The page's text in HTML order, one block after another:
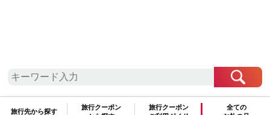
旅行先から探す
旅行クーポン
旅行クーポン
全ての
「岩手県山田町」はふるぽからお申込みをすること